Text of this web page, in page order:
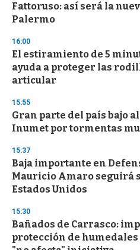
Fattoruso: así será la
Palermo
16:00
El estiramiento de 5
ayuda a proteger las
articular
15:55
Gran parte del país bajo
Inumet por tormentas
15:37
Baja importante en
Mauricio Amaro seguirá
Estados Unidos
15:30
Bañados de Carrasco:
protección de